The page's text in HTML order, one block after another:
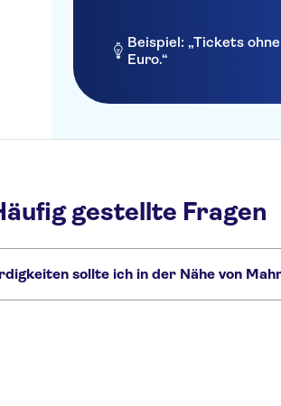
Beispiel: „Tickets
Euro.“
gestellte Fragen
sollte ich in der Nähe von